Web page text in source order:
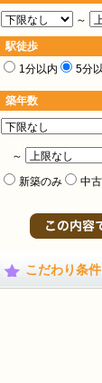
～
駅徒歩
1分以内
5分
築年数
～
新築のみ
中
こだわり条件